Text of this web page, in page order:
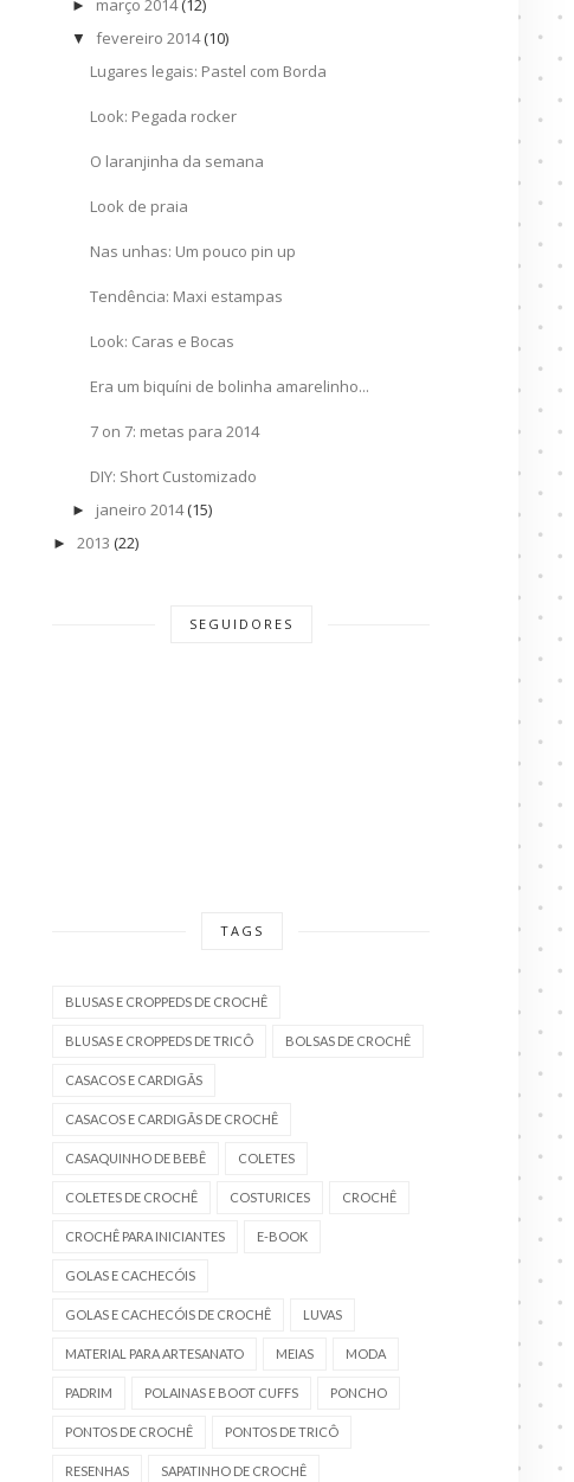
► março 2014 (12)
▼ fevereiro 2014 (10)
Lugares legais: Pastel com Borda
Look: Pegada rocker
O laranjinha da semana
Look de praia
Nas unhas: Um pouco pin up
Tendência: Maxi estampas
Look: Caras e Bocas
Era um biquíni de bolinha amarelinho...
7 on 7: metas para 2014
DIY: Short Customizado
► janeiro 2014 (15)
► 2013 (22)
SEGUIDORES
TAGS
BLUSAS E CROPPEDS DE CROCHÊ
BLUSAS E CROPPEDS DE TRICÔ BOLSAS DE CROCHÊ
CASACOS E CARDIGÃS
CASACOS E CARDIGÃS DE CROCHÊ
CASAQUINHO DE BEBÊ COLETES
COLETES DE CROCHÊ COSTURICES CROCHÊ
CROCHÊ PARA INICIANTES E-BOOK
GOLAS E CACHECÓIS
GOLAS E CACHECÓIS DE CROCHÊ LUVAS
MATERIAL PARA ARTESANATO MEIAS MODA
PADRIM POLAINAS E BOOT CUFFS PONCHO
PONTOS DE CROCHÊ PONTOS DE TRICÔ
RESENHAS SAPATINHO DE CROCHÊ